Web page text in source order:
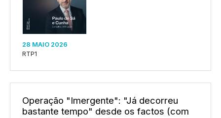
28 MAIO 2026
RTP1
Operação "Imergente": "Já decorreu
bastante tempo" desde os factos (com